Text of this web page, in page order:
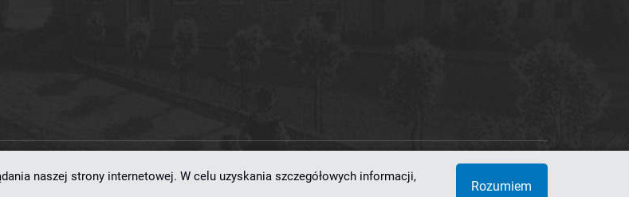
SNAPSHOT opracowanemu przezPoznańskie Centrum Superkomputerowo-Sieciowe
naszej strony internetowej. W celu uzyskania szczegółowych informacji,
Rozumiem